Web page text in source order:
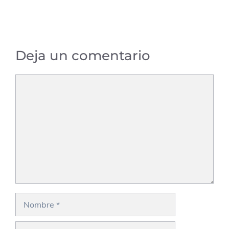
Deja un comentario